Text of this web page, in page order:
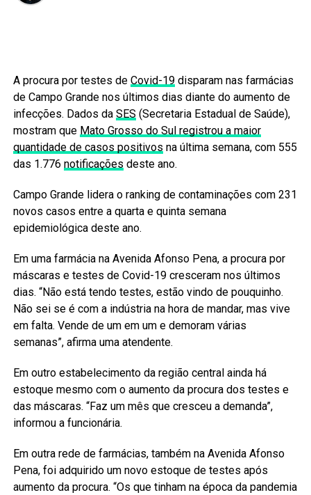
A procura por testes de Covid-19disparam nas farmácias
de Campo Grande nos últimos dias diante do aumento de
infecções. Dados da SES (Secretaria Estadual de Saúde),
mostram que Mato Grosso do Sul registrou a maior
quantidade de casos positivos na última semana, com 555
das 1.776 notificações deste ano.
Campo Grande lidera o ranking de contaminações com 231
novos casos entre a quarta e quinta semana
epidemiológica deste ano.
Em uma farmácia na Avenida Afonso Pena, a procura por
máscaras e testes de Covid-19 cresceram nos últimos
dias. “Não está tendo testes, estão vindo de pouquinho.
Não sei se é com a indústria na hora de mandar, mas vive
em falta. Vende de um em um e demoram várias
semanas”, afirma uma atendente.
Em outro estabelecimento da região central ainda há
estoque mesmo com o aumento da procura dos testes e
das máscaras. “Faz um mês que cresceu a demanda”,
informou a funcionária.
Em outra rede de farmácias, também na Avenida Afonso
Pena, foi adquirido um novo estoque de testes após
aumento da procura. “Os que tinham na época da pandemia